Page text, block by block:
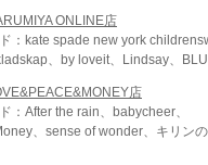
ONLINE店
：kate spade new york
、by loveit、Lindsay、
店
：After the rain、babycheer、
、sense of wonder、キリン